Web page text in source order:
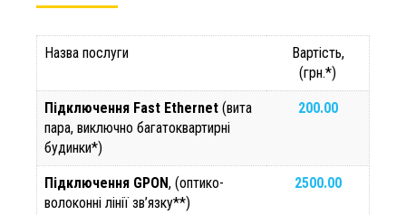
Назва послуги
Вартість,
(грн.*)
Підключення Fast Ethernet (вита
пара, виключно багатоквартирні
будинки*)
200.00
Підключення GPON, (оптико-
волоконні лінії зв’язку**)
2500.00